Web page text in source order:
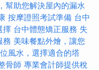
幫助您解決屋內的漏水
按摩證照考試準備 台中
擇 台中體態矯正服務 失
務 美味餐點外燴，讓您
風水，選擇適合的塔
骨師 專業會計師提供稅